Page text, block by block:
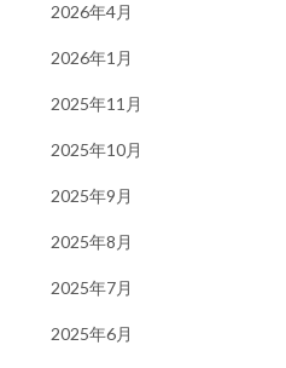
2026年4月
2026年1月
2025年11月
2025年10月
2025年9月
2025年8月
2025年7月
2025年6月